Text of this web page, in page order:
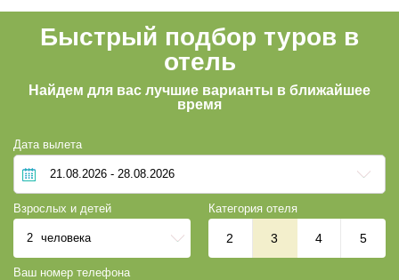
Быстрый подбор туров в
отель
Найдем для вас лучшие варианты в ближайшее
время
Дата вылета
Взрослых и детей
2 человека
Категория отеля
2 3 4 5
Ваш номер телефона